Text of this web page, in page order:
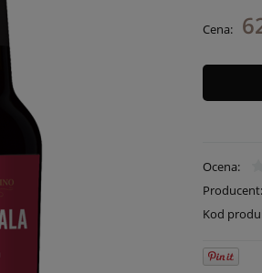
Cena:
Ocena:
Producent:
Kod